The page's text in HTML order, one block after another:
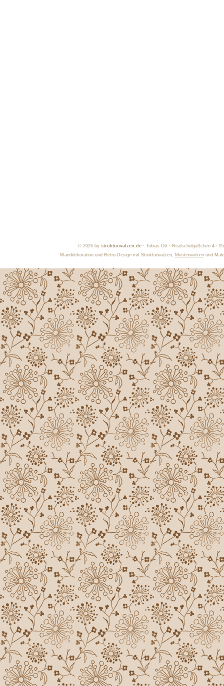
© 2026 by strukturwalzen.de · Tobias Ott · Realschulgäßchen 4 ·
Wanddekoration und Retro-Design mit Strukturwalzen,
Musterwalzenund